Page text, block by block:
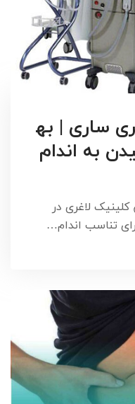
ساری | به
به اندام
لاغری در
تناسب اندام…